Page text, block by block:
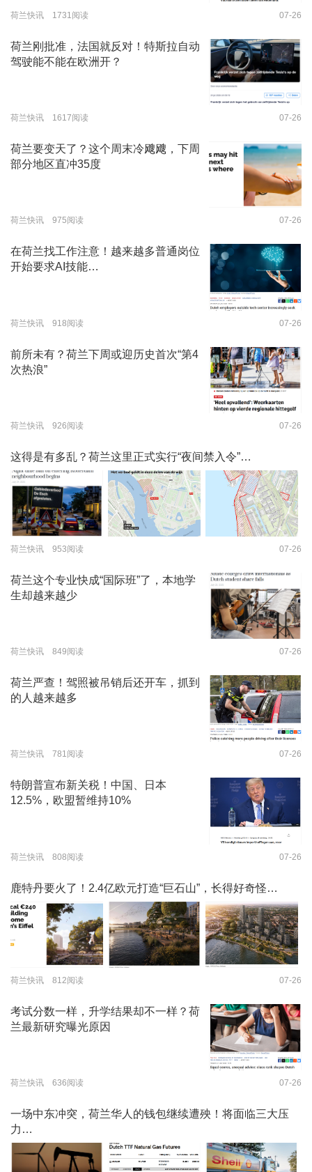
荷兰快讯 1731阅读 07-26
荷兰刚批准，法国就反对！特斯拉自动
驾驶能不能在欧洲开？
荷兰快讯 1617阅读 07-26
荷兰要变天了？这个周末冷飕飕，下周
部分地区直冲35度
荷兰快讯 975阅读 07-26
在荷兰找工作注意！越来越多普通岗位
开始要求AI技能…
荷兰快讯 918阅读 07-26
前所未有？荷兰下周或迎历史首次“第4
次热浪”
荷兰快讯 926阅读 07-26
这得是有多乱？荷兰这里正式实行“夜间禁入令”…
荷兰快讯 953阅读 07-26
荷兰这个专业快成“国际班”了，本地学
生却越来越少
荷兰快讯 849阅读 07-26
荷兰严查！驾照被吊销后还开车，抓到
的人越来越多
荷兰快讯 781阅读 07-26
特朗普宣布新关税！中国、日本
12.5%，欧盟暂维持10%
荷兰快讯 808阅读 07-26
鹿特丹要火了！2.4亿欧元打造“巨石山”，长得好奇怪…
荷兰快讯 812阅读 07-26
考试分数一样，升学结果却不一样？荷
兰最新研究曝光原因
荷兰快讯 636阅读 07-26
一场中东冲突，荷兰华人的钱包继续遭殃！将面临三大压
力…